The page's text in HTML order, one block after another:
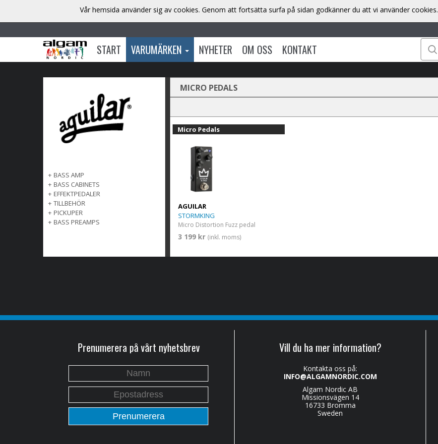
START VARUMÄRKEN NYHETER OM OSS KONTAKT
+ BASS AMP
+ BASS CABINETS
+ EFFEKTPEDALER
+ TILLBEHÖR
+ PICKUPER
+ BASS PREAMPS
MICRO PEDALS
Micro Pedals
AGUILAR
STORMKING
Micro Distortion Fuzz pedal
3 199 kr (inkl. moms)
Prenumerera på vårt nyhetsbrev Vill du ha mer information?
Kontakta oss på:
INFO@ALGAMNORDIC.COM
Algam Nordic AB
Missionsvägen 14
16733 Bromma
Sweden
Vår hemsida använder sig av cookies. Genom att fortsätta surfa på sidan godkänner du att vi använder cookies.